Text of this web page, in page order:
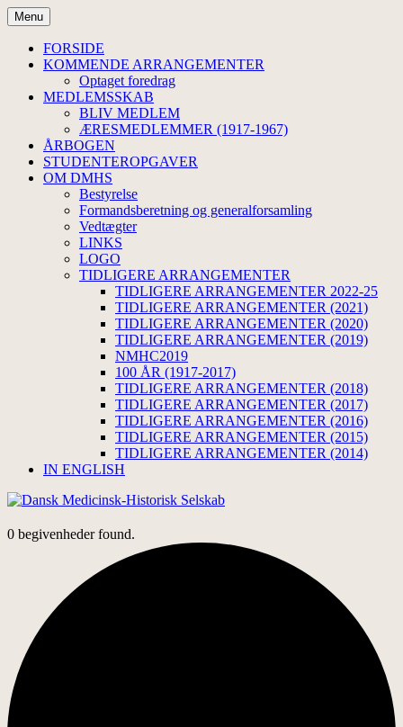
Hop
til
indhold
Dansk Medicinsk-Historisk
Selskab
Menu
FORSIDE
KOMMENDE ARRANGEMENTER
Optaget foredrag
MEDLEMSSKAB
BLIV MEDLEM
ÆRESMEDLEMMER (1917-1967)
ÅRBOGEN
STUDENTEROPGAVER
OM DMHS
Bestyrelse
Formandsberetning og generalforsamling
Vedtægter
LINKS
LOGO
TIDLIGERE ARRANGEMENTER
TIDLIGERE ARRANGEMENTER 2022-25
TIDLIGERE ARRANGEMENTER (2021)
TIDLIGERE ARRANGEMENTER (2020)
TIDLIGERE ARRANGEMENTER (2019)
NMHC2019
100 ÅR (1917-2017)
TIDLIGERE ARRANGEMENTER (2018)
TIDLIGERE ARRANGEMENTER (2017)
TIDLIGERE ARRANGEMENTER (2016)
TIDLIGERE ARRANGEMENTER (2015)
TIDLIGERE ARRANGEMENTER (2014)
IN ENGLISH
0 begivenheder found.